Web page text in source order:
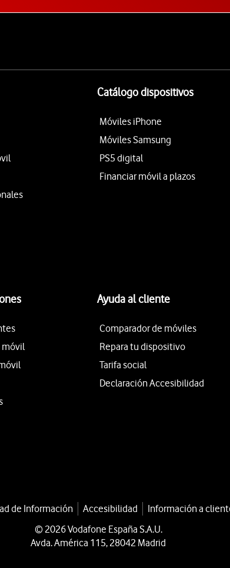
Catálogo dispositivos
Móviles iPhone
Móviles Samsung
PS5 digital
Financiar móvil a plazos
móvil
Ayuda al cliente
Comparador de móviles
Repara tu dispositivo
Tarifa social
Declaración Accesibilidad
de Información Accesibilidad Información a
© 2026 Vodafone España S.A.U.
Avda. América 115, 28042 Madrid